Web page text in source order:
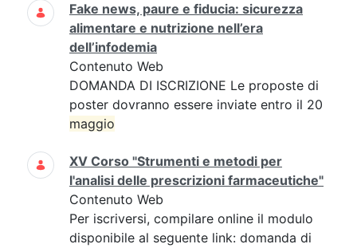
Fake news, paure e fiducia: sicurezza
alimentare e nutrizione nell’era
dell’infodemia
Contenuto Web
DOMANDA DI ISCRIZIONE Le proposte di
poster dovranno essere inviate entro il 20
maggio
XV Corso "Strumenti e metodi per
l'analisi delle prescrizioni farmaceutiche"
Contenuto Web
Per iscriversi, compilare online il modulo
disponibile al seguente link: domanda di